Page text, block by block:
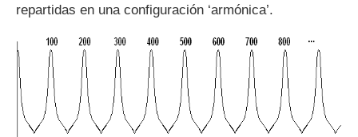
repartidas en una configuración ‘armónica’.